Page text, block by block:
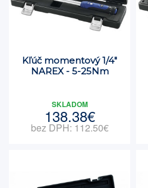
Kľúč momentový 1/4"
NAREX - 5-25Nm
SKLADOM
138.38€
bez DPH: 112.50€